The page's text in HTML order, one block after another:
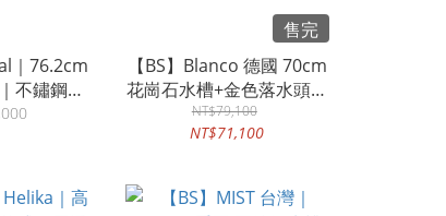
｜76.2cm
不鏽鋼水
售完
【BS】Blanco 德國 70cm
花崗石水槽+金色落水頭組
+ Franke 不鏽鋼伸縮花灑
NT$79,100
NT$71,100